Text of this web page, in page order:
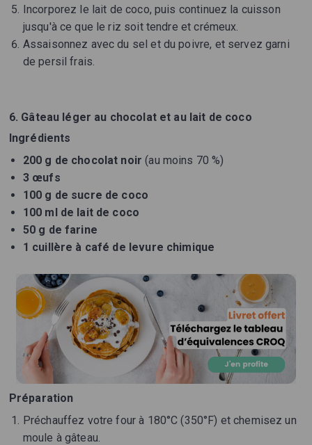
Incorporez le lait de coco, puis continuez la cuisson
jusqu'à ce que le riz soit tendre et crémeux.
Assaisonnez avec du sel et du poivre, et servez garni
de persil frais.
6. Gâteau léger au chocolat et au lait de coco
Ingrédients
200 g de chocolat noir (au moins 70 %)
3 œufs
100 g de sucre de coco
100 ml de lait de coco
50 g de farine
1 cuillère à café de levure chimique
Préparation
Préchauffez votre four à 180°C (350°F) et chemisez un
moule à gâteau.